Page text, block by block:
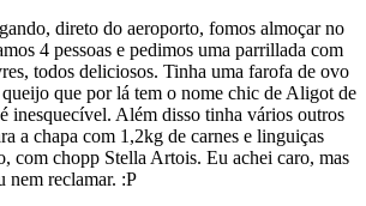
direto do aeroporto, fomos almoçar no
4 pessoas e pedimos uma parrillada com
todos deliciosos. Tinha uma farofa de ovo
que por lá tem o nome chic de Aligot de
inesquecível. Além disso tinha vários outros
a chapa com 1,2kg de carnes e linguiças
com chopp Stella Artois. Eu achei caro, mas
nem reclamar. :P